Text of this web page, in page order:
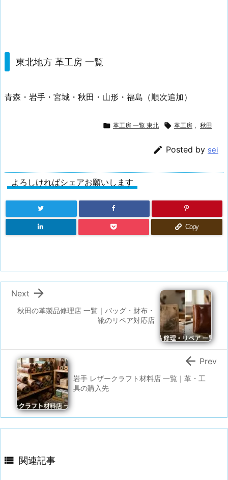
東北地方 革工房 一覧
青森・岩手・宮城・秋田・山形・福島（順次追加）
 革工房 一覧 東北  革工房 , 秋田
 Posted by sei
よろしければシェアお願いします
Copy
秋田の革製品修理店 一覧｜バッグ・財布・
靴のリペア対応店

Next
岩手 レザークラフト材料店 一覧｜革・工
具の購入先
 Prev
 関連記事